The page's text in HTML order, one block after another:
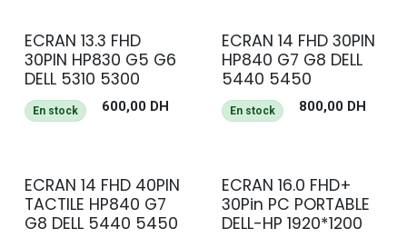
ECRAN 13.3 FHD
30PIN HP830 G5 G6
DELL 5310 5300
600,00 DH
En stock
ECRAN 14 FHD 30PIN
HP840 G7 G8 DELL
5440 5450
800,00 DH
En stock
ECRAN 14 FHD 40PIN
TACTILE HP840 G7
G8 DELL 5440 5450
ECRAN 16.0 FHD+
30Pin PC PORTABLE
DELL-HP 1920*1200